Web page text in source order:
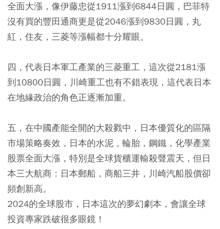
全面大漲，像伊藤忠從1911漲到6844日圓，巴菲特
沒有買的豐田通商更是從2046漲到9830日圓，丸
紅，住友，三菱等漲幅都十分耀眼。
四，代表日本軍工產業的三菱重工，這次從2181漲
到10800日圓，川崎重工也有不錯表現，這代表日本
在地緣政治的角色正逐漸加重。
五，在中國產能全開的大殺戮中，日本優質化的區隔
市場策略奏效，日本的水泥，輪胎，鋼鐵，化學產業
股票全面大漲，特別是全球貨櫃運輸殺聲震天，但日
本三大航商：日本郵船，商船三井，川崎汽船股價卻
頻創新高。
2024的全球股市，日本這次的夢幻劇本，會讓全球
投資專家跌破很多眼鏡！